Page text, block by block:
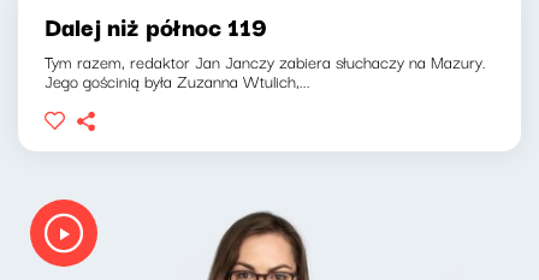
Dalej niż północ 119
Tym razem, redaktor Jan Janczy zabiera słuchaczy na Mazury.
Jego gościnią była Zuzanna Wtulich,...